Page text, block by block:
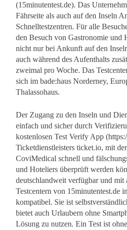
(15minutentest.de). Das
Fährseite als auch auf den Inseln
Schnelltestzentren. Für alle
den Besuch von Gastronomie und
nicht nur bei Ankunft auf den
auch während des Aufenthalts
zweimal pro Woche. Das
sich im bade:haus Norderney,
Thalassohaus.
Der Zugang zu den Inseln und
einfach und sicher durch
kostenlosen Test Verify App
Ticketdienstleisters ticket.io, mit
CoviMedical schnell und
und Hoteliers überprüft werden
deutschlandweit verfügbar und mit
Testcentern von 15minutentest.de
kompatibel. Sie ist
bietet auch Urlaubern ohne
Lösung zu nutzen. Ein Test ist